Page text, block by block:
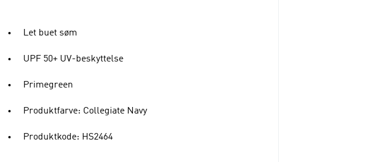
Let buet søm
UPF 50+ UV-beskyttelse
Primegreen
Produktfarve: Collegiate Navy
Produktkode: HS2464